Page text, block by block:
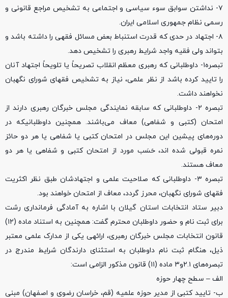
۷- نداشتن سوابق سوء سیاسی و اجتماعی به تشخیص مراجع قانونی و
رسمی نظام جمهوری اسلامی ایران.
۸- اجتهاد در حدی که قدرت استنباط بعض مسائل فقهی را داشته باشد و
بتواند ولی فقیه واجد شرایط رهبری را تشخیص دهد.
تبصره۱- داوطلبانی که رهبری معظم انقلاب تصریحاً یا تلویحاً اجتهاد آنان
را تایید کرده باشد از نظر علمی، نیاز به تشخیص فقهای شورای نگهبان
نخواهند داشت.
تبصره ۲- داوطلبانی که سابقه نمایندگی مجلس خبرگان رهبری دارند از
امتحان (کتبی و شفاهی) معاف می‌باشند. همچنین داوطلبانیکه در
دوره‌های پیشین این مجلس در امتحان کتبی یا شفاهی یا هر دو حائز
نمره قبولی شده اند، حَسَب مورد از امتحان کتبی و شفاهی یا هر دو
معاف هستند.
تبصره ۳- داوطلبانی که صلاحیت علمی و اجتهادشان طبق نظر اکثریت
فقهای شورای نگهبان، محرز گردد، معاف از امتحان خواهند بود.
دبیر ستاد انتخابات استان گیلان با اشاره به آمادگی فرمانداری رشت
برای ثبت نام و حضور داوطلبان محترم گفت: همچنین به استناد ماده (۱۲)
قانون انتخابات مجلس خبرگان رهبری، ارائهی یکی از مدارک علمی معتبر
ذیل، هنگام ثبت نام داوطلبان به استثنای دارندگان شرایط مندرج در
تبصره‌های ۲.۱و۳ ماده (۱۱) قانون مذکور الزامی است:
الف – سطح چهار حوزه
ب- تایید کتبی از مدیر حوزه علمیه (قم، خراسان رضوی و اصفهان) مبنی